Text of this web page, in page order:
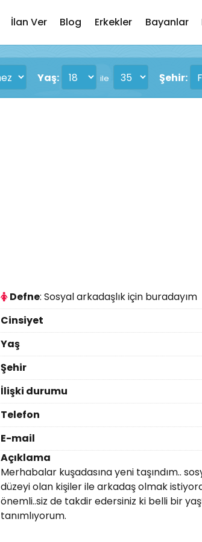
İlan Ver Blog Erkekler Bayanlar
Yaş: ile Şehir:
Defne: Sosyal arkadaşlık için buradayım
Cinsiyet
Yaş
Şehir
İlişki durumu
Telefon
E-mail
Açıklama
Merhabalar kuşadasına yeni taşındım..
düzeyi olan kişiler ile arkadaş olmak
önemli..siz de takdir edersiniz ki belli bir
tanımlıyorum.